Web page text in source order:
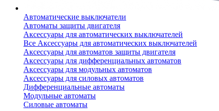
Автоматические выключатели
Автоматы защиты двигателя
Аксессуары для автоматических выключателей
Все Аксессуары для автоматических выключателей
Аксессуары для автоматов защиты двигателя
Аксессуары для дифференциальных автоматов
Аксессуары для модульных автоматов
Аксессуары для силовых автоматов
Дифференциальные автоматы
Модульные автоматы
Силовые автоматы